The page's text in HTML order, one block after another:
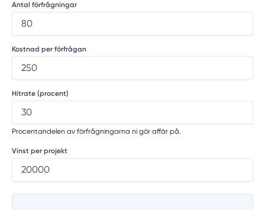
Antal förfrågningar
Kostnad per förfrågan
Hitrate (procent)
Procentandelen av förfrågningarna ni gör affär på.
Vinst per projekt